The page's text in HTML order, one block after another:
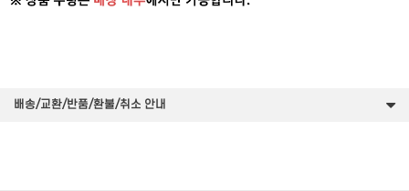
배송/교환/반품/환불/취소 안내